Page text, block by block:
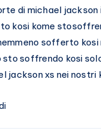
di michael jackson
kosi kome
sofferto kosi
sto soffrendo kosi
jackson xs nei nostri